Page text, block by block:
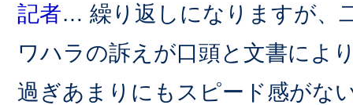
記者… 繰り返しになりますが、
ワハラの訴えが口頭と文書によ
過ぎあまりにもスピード感がな